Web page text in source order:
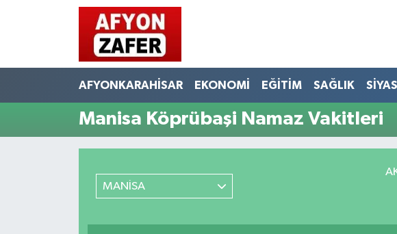
AFYONKARAHİSAR EKONOMİ EĞİTİM SAĞLIK
Manisa Köprübaşi Namaz Vakitleri
MANİSA